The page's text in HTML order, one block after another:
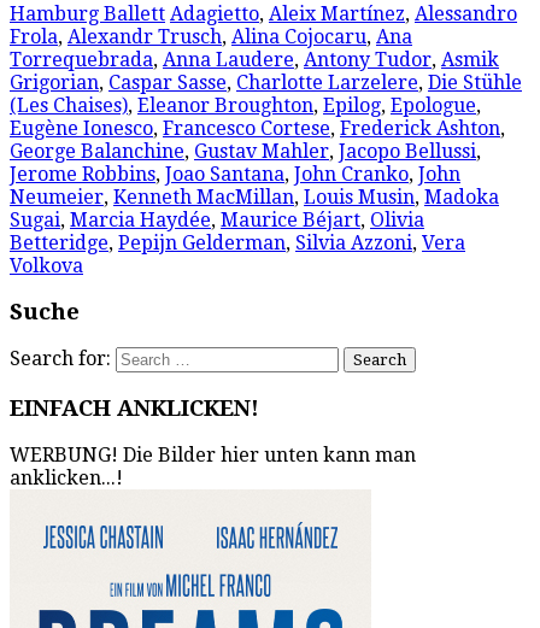
Hamburg Ballett Adagietto, Aleix Martínez, Alessandro
Frola, Alexandr Trusch, Alina Cojocaru, Ana
Torrequebrada, Anna Laudere, Antony Tudor, Asmik
Grigorian, Caspar Sasse, Charlotte Larzelere, Die Stühle
(Les Chaises), Eleanor Broughton, Epilog, Epologue,
Eugène Ionesco, Francesco Cortese, Frederick Ashton,
George Balanchine, Gustav Mahler, Jacopo Bellussi,
Jerome Robbins, Joao Santana, John Cranko, John
Neumeier, Kenneth MacMillan, Louis Musin, Madoka
Sugai, Marcia Haydée, Maurice Béjart, Olivia
Betteridge, Pepijn Gelderman, Silvia Azzoni, Vera
Volkova
Suche
Search for:
EINFACH ANKLICKEN!
WERBUNG! Die Bilder hier unten kann man
anklicken...!